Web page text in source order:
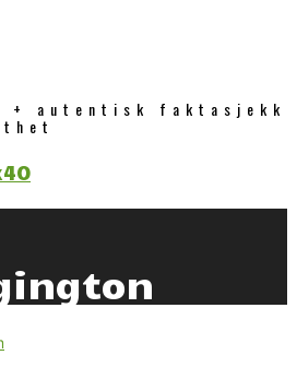
+ autentisk faktasjekk